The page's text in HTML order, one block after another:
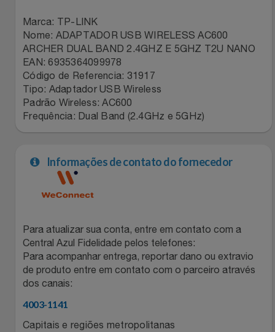
Móveis
Natal
Notebooks E Tablet
Óculos
Perfume
Perfumes
Multi
Natura
Netshoes
Perfumes & Cosméticos
Ponto Frio
Porto Brasil
Renner
Topstore
Marca: TP-LINK
Nome: ADAPTADOR USB WIRELESS AC600
ARCHER DUAL BAND 2.4GHZ E 5GHZ T2U NANO
EAN: 6935364099978
Código de Referencia: 31917
Tipo: Adaptador USB Wireless
Padrão Wireless: AC600
Frequência: Dual Band (2.4GHz e 5GHz)
Informações de contato do fornecedor
Para atualizar sua conta, entre em contato com a
Central Azul Fidelidade pelos telefones:
Para acompanhar entrega, reportar dano ou extravio
de produto entre em contato com o parceiro através
dos canais:
4003-1141
Capitais e regiões metropolitanas